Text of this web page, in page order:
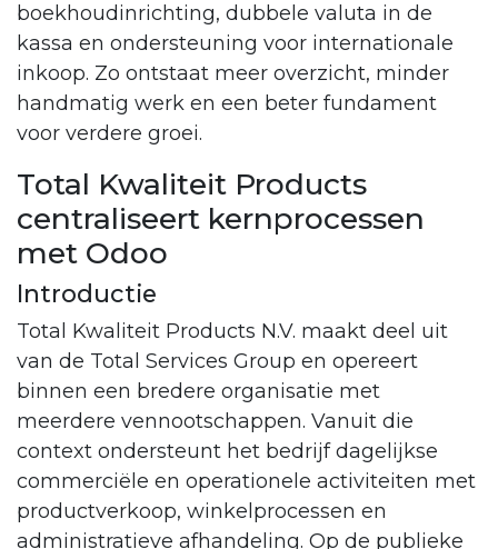
boekhoudinrichting, dubbele valuta in de
kassa en ondersteuning voor internationale
inkoop. Zo ontstaat meer overzicht, minder
handmatig werk en een beter fundament
voor verdere groei.
Total Kwaliteit Products
centraliseert kernprocessen
met Odoo
Introductie
Total Kwaliteit Products N.V. maakt deel uit
van de Total Services Group en opereert
binnen een bredere organisatie met
meerdere vennootschappen. Vanuit die
context ondersteunt het bedrijf dagelijkse
commerciële en operationele activiteiten met
productverkoop, winkelprocessen en
administratieve afhandeling. Op de publieke